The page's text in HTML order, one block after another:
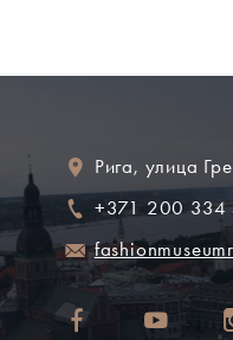
Рига, улица
+371 200 334